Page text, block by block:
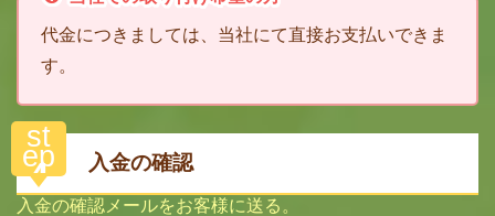
代金につきましては、当社にて直接お支払いできま
す。
st
ep
4 入金の確認
入金の確認メールをお客様に送る。